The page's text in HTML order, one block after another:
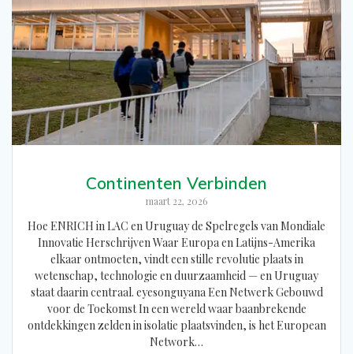
Continenten Verbinden
maart 22, 2026
Hoe ENRICH in LAC en Uruguay de Spelregels van Mondiale
Innovatie Herschrijven Waar Europa en Latijns-Amerika
elkaar ontmoeten, vindt een stille revolutie plaats in
wetenschap, technologie en duurzaamheid — en Uruguay
staat daarin centraal. eyesonguyana Een Netwerk Gebouwd
voor de Toekomst In een wereld waar baanbrekende
ontdekkingen zelden in isolatie plaatsvinden, is het European
Network…